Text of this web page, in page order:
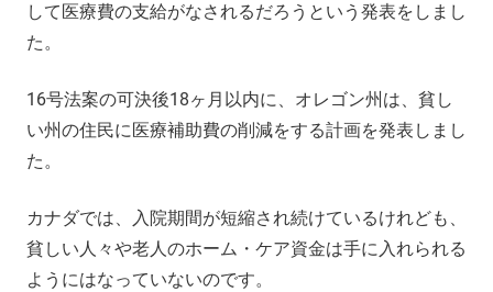
して医療費の支給がなされるだろうという発表をしまし
た。
16号法案の可決後18ヶ月以内に、オレゴン州は、貧し
い州の住民に医療補助費の削減をする計画を発表しまし
た。
カナダでは、入院期間が短縮され続けているけれども、
貧しい人々や老人のホーム・ケア資金は手に入れられる
ようにはなっていないのです。